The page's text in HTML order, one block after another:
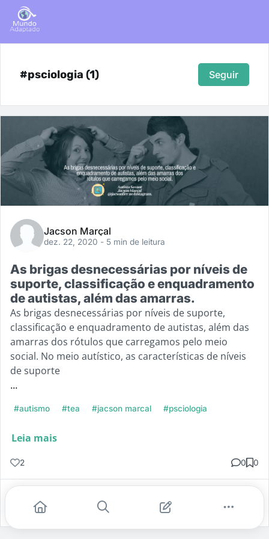
#psciologia (1) Seguir
Jacson Marçal
dez. 22, 2020 - 5 min de leitura
As brigas desnecessárias por níveis de
suporte, classificação e enquadramento
de autistas, além das amarras.
As brigas desnecessárias por níveis de suporte,
classificação e enquadramento de autistas, além das
amarras dos rótulos que carregamos pelo meio
social. No meio autístico, as características de níveis
de suporte
...
#autismo #tea #jacson marcal #psciologia
Leia mais
2 0 0
Gostei Comentar Salvar